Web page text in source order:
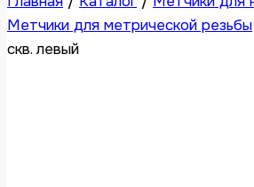
Метчики для метрической резьбы
скв. левый